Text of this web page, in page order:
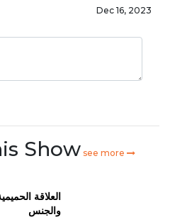
Dec 16, 2023
Show see more
العلاقة
والجنس